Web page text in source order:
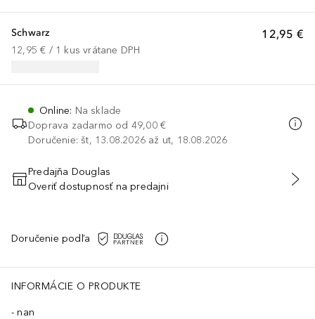
12,95 €
Schwarz
12,95 € / 1 kus vrátane DPH
Online: Na sklade
Doprava zadarmo od 49,00 €
Doručenie: št, 13.08.2026 až ut, 18.08.2026
PRIDAŤ DO KOŠÍKA
Predajňa Douglas
Overiť dostupnosť na predajni
Doručenie podľa
INFORMÁCIE O PRODUKTE
nan